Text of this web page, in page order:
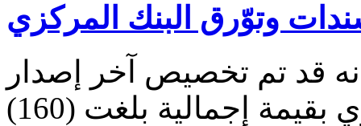
وتوّرق البنك المركزي
قد تم تخصيص آخر إصدار
لسندات وتوّرق البنك المركزي بقيمة إجمالية بلغت (160)